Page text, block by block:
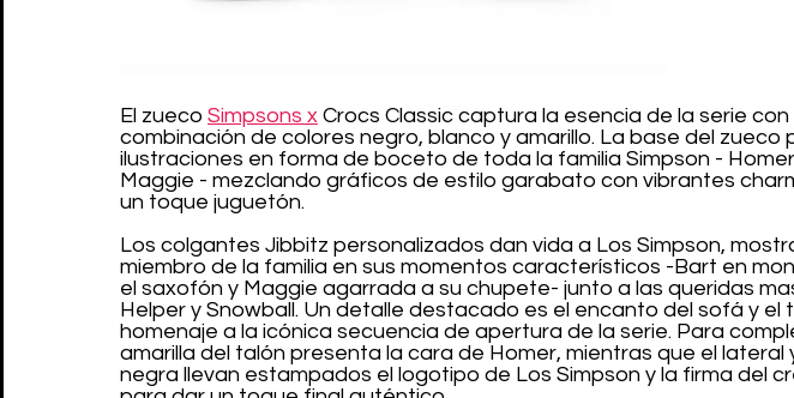
El zueco Simpsons x Crocs Classic captura la esencia de la serie
combinación de colores negro, blanco y amarillo. La base del zueco
ilustraciones en forma de boceto de toda la familia Simpson -
Maggie - mezclando gráficos de estilo garabato con vibrantes
un toque juguetón.
Los colgantes Jibbitz personalizados dan vida a Los Simpson,
miembro de la familia en sus momentos característicos -Bart en
el saxofón y Maggie agarrada a su chupete- junto a las queridas
Helper y Snowball. Un detalle destacado es el encanto del sofá y el
homenaje a la icónica secuencia de apertura de la serie. Para
amarilla del talón presenta la cara de Homer, mientras que el lateral
negra llevan estampados el logotipo de Los Simpson y la firma del